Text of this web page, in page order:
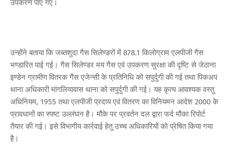
उपकरण पाए गए।
उन्होंने बताया कि जब्तशुदा गैस सिलेण्डरों में 878.1 किलोग्राम एलपीजी गैस
भण्डारित पाई गई। गैस सिलेण्डर मय गैस एवं उपकरण सुरक्षा की दृष्टि से जेठाना
इण्डेन ग्रामीण वितरक गैस एजेन्सी के प्रतिनिधि को सपुर्दुगी की गई तथा पिकअप
थाना अधिकारी मांगलियावास थाना को सपुर्दुगी की गई। यह कृत्य आवश्यक वस्तु
अधिनियम, 1955 तथा एलपीजी प्रदाय एवं वितरण का विनियमन आदेश 2000 के
प्रावधानों का स्पष्ट उल्लंघन है। मौके पर प्रवर्तन दल द्वारा फर्द मौका रिपोर्ट
तैयार की गई। इसे विभागीय कार्रवाई हेतु उच्च अधिकारियों को प्रेषित किया गया
है।